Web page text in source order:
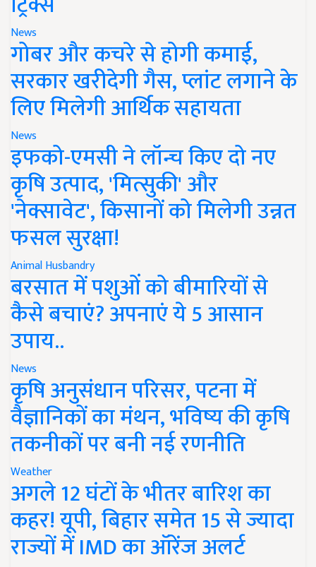
News
गोबर और कचरे से होगी कमाई,
सरकार खरीदेगी गैस, प्लांट लगाने के
लिए मिलेगी आर्थिक सहायता
News
इफको-एमसी ने लॉन्च किए दो नए
कृषि उत्पाद, 'मित्सुकी' और
'नेक्सावेट', किसानों को मिलेगी उन्नत
फसल सुरक्षा!
Animal Husbandry
बरसात में पशुओं को बीमारियों से
कैसे बचाएं? अपनाएं ये 5 आसान
उपाय..
News
कृषि अनुसंधान परिसर, पटना में
वैज्ञानिकों का मंथन, भविष्य की कृषि
तकनीकों पर बनी नई रणनीति
Weather
अगले 12 घंटों के भीतर बारिश का
कहर! यूपी, बिहार समेत 15 से ज्यादा
राज्यों में IMD का ऑरेंज अलर्ट